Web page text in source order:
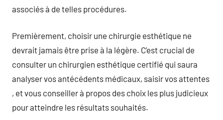
associés à de telles procédures.
Premièrement, choisir une chirurgie esthétique ne
devrait jamais être prise à la légère. C’est crucial de
consulter un chirurgien esthétique certifié qui saura
analyser vos antécédents médicaux, saisir vos attentes
, et vous conseiller à propos des choix les plus judicieux
pour atteindre les résultats souhaités.